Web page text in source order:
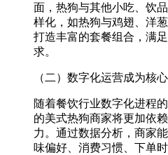
面，热狗与其他小吃、饮
样化，如热狗与鸡翅、洋
打造丰富的套餐组合，满
求。​
（二）数字化运营成为核
随着餐饮行业数字化进程
的美式热狗商家将更加依
力。通过数据分析，商家
味偏好、消费习惯、下单